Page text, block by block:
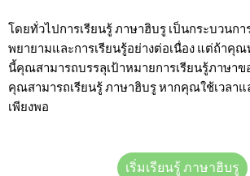
โดยทั่วไปการเรียนรู้ ภาษาฮิบรู เป็นกระบวนกา
พยายามและการเรียนรู้อย่างต่อเนื่อง แต่ถ้าคุ
นี้คุณสามารถบรรลุเป้าหมายการเรียนรู้ภาษาข
คุณสามารถเรียนรู้ ภาษาฮิบรู หากคุณใช้เวลา
เพียงพอ
เริ่มเรียนรู้ ภาษาฮิบรู